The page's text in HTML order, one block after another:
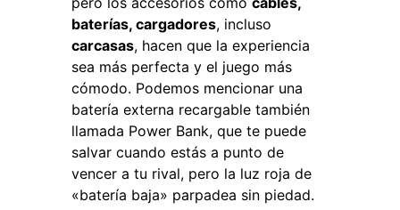
baterías, cargadores, incluso
carcasas, hacen que la experiencia
sea más perfecta y el juego más
cómodo. Podemos mencionar una
batería externa recargable también
llamada Power Bank, que te puede
salvar cuando estás a punto de
vencer a tu rival, pero la luz roja de
«batería baja» parpadea sin piedad.